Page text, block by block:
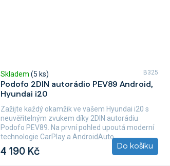
Podofo 2DIN autorádio PEV89 Android,
Hyundai i20
Skladem (5 ks)
4 190 Kč Do košíku
Zažijte každý okamžik ve vašem Hyundai i20 s
neuvěřitelným zvukem díky 2DIN autorádiu
Podofo PEV89. Na první pohled upoutá moderní
technologie CarPlay a AndroidAuto,...
B325